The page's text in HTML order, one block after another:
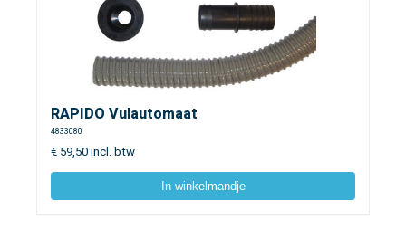
RAPIDO Vulautomaat
4833080
€ 59,50 incl. btw
In winkelmandje